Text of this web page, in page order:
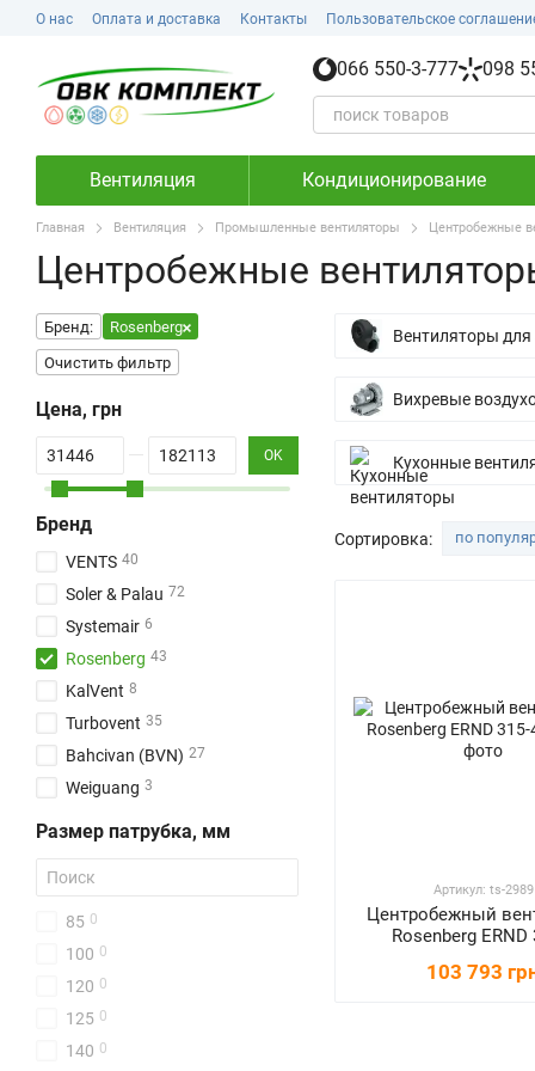
Перейти к основному контенту
О нас Оплата и доставка Контакты Пользовательское
066 550-3-777 098
Вентиляция Кондиционирование
Главная Вентиляция Промышленные вентиляторы Центробежные
Центробежные
Вентиляторы для
Вихревые
Кухонные
Сортировка: по
Артикул: ts-2989
Центробежный
Rosenberg ERND
103 793
Бренд:
Rosenberg
Очистить фильтр
Цена, грн
От Цена, грн
До Цена, грн OK
Бренд
VENTS 40
Soler & Palau 72
Systemair 6
Rosenberg 43
KalVent 8
Turbovent 35
Bahcivan (BVN) 27
Weiguang 3
Размер патрубка, мм
85 0
100 0
120 0
125 0
140 0